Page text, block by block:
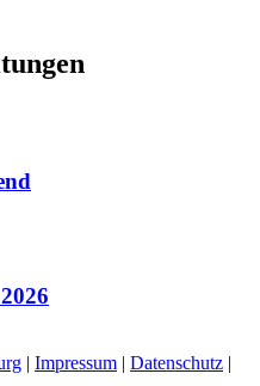
| Impressum | Datenschutz |